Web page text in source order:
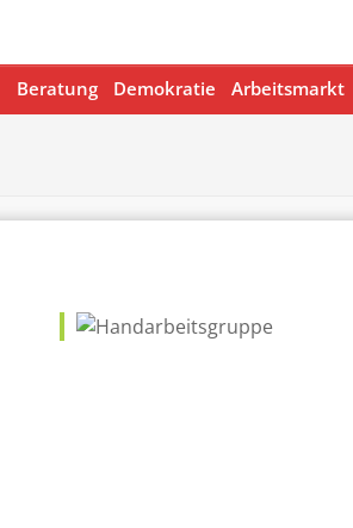
Beratung Demokratie Arbeitsmarkt